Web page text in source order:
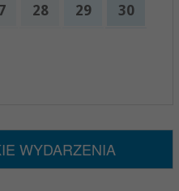
28 29 30
WYDARZENIA